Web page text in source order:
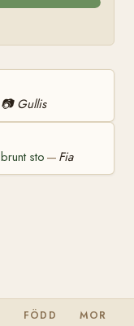
📷 Gullis
brunt sto — Fia
FÖDD MOR